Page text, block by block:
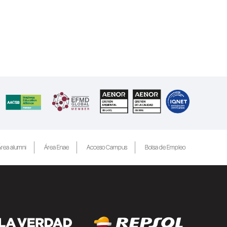
alumni Área Enae Acceso Campus Bolsa de Empleo